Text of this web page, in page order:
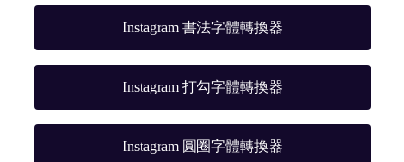
Instagram 書法字體轉換器
Instagram 打勾字體轉換器
Instagram 圓圈字體轉換器